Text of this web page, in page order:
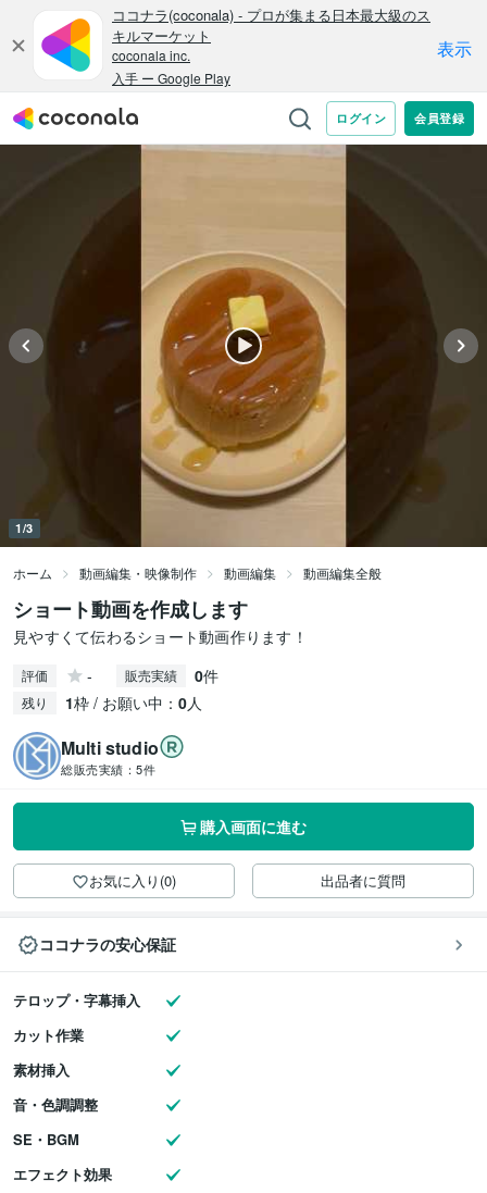
1/3
ホーム 動画編集・映像制作 動画編集 動画編集全般
ショート動画を作成します
見やすくて伝わるショート動画作ります！
評価 - 販売実績 0件
残り 1枠 / お願い中： 0人
Multi studio
総販売実績： 5件
購入画面に進む
お気に入り(0) 出品者に質問
ココナラの安心保証
テロップ・字幕挿入
カット作業
素材挿入
音・色調調整
SE・BGM
エフェクト効果